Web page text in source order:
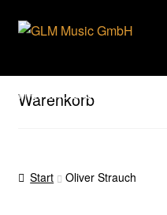
Hier sind unsere
Zur
Zum
Unser Katalog
Warenkorb
Start Oliver Strauch